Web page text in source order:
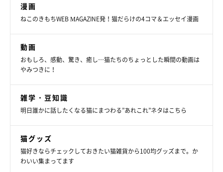
漫画
ねこのきもちWEB MAGAZINE発！猫だらけの4コマ＆エッセイ漫画
動画
おもしろ、感動、驚き、癒し…猫たちのちょっとした瞬間の動画は
やみつきに！
雑学・豆知識
明日誰かに話したくなる猫にまつわる”あれこれ”ネタはこちら
猫グッズ
猫好きならチェックしておきたい猫雑貨から100均グッズまで。か
わいい集まってます